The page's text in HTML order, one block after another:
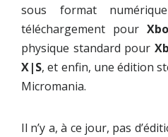
sous format
téléchargement pour
physique standard pour
X|S, et enfin, une édition
Micromania.
Il n’y a, à ce jour, pas